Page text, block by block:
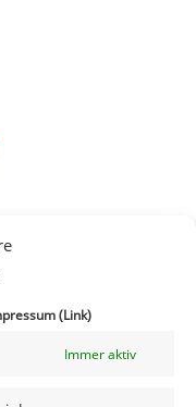
(Link)
Immer aktiv